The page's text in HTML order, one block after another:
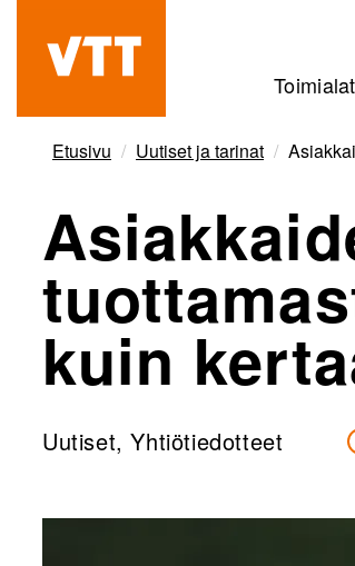
pääsisältöön
Beyond
the
obvious
Toimialat
Etusivu Uutiset ja tarinat
kuin
Uutiset, Yhtiötiedotteet